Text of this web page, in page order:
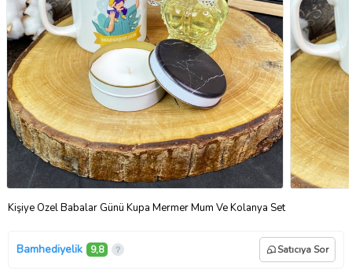
Kişiye Özel Babalar Günü Kupa Mermer Mum Ve Kolanya Set
Bamhediyelik 9,8 Satıcıya Sor